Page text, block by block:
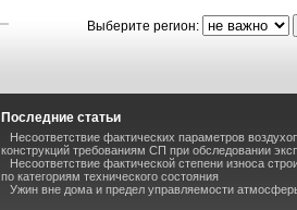
Выберите регион:
Последние статьи
Несоответствие фактических параметров
конструкций требованиям СП при обследовании
Несоответствие фактической степени износа
по категориям технического состояния
Ужин вне дома и предел управляемости